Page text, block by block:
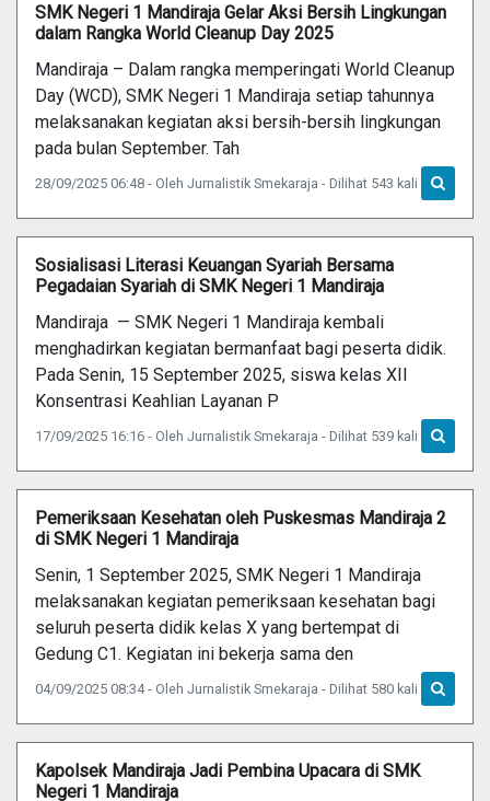
SMK Negeri 1 Mandiraja Gelar Aksi Bersih Lingkungan
dalam Rangka World Cleanup Day 2025
Mandiraja – Dalam rangka memperingati World Cleanup
Day (WCD), SMK Negeri 1 Mandiraja setiap tahunnya
melaksanakan kegiatan aksi bersih-bersih lingkungan
pada bulan September. Tah
28/09/2025 06:48 - Oleh Jurnalistik Smekaraja - Dilihat 543 kali
Sosialisasi Literasi Keuangan Syariah Bersama
Pegadaian Syariah di SMK Negeri 1 Mandiraja
Mandiraja — SMK Negeri 1 Mandiraja kembali
menghadirkan kegiatan bermanfaat bagi peserta didik.
Pada Senin, 15 September 2025, siswa kelas XII
Konsentrasi Keahlian Layanan P
17/09/2025 16:16 - Oleh Jurnalistik Smekaraja - Dilihat 539 kali
Pemeriksaan Kesehatan oleh Puskesmas Mandiraja 2
di SMK Negeri 1 Mandiraja
Senin, 1 September 2025, SMK Negeri 1 Mandiraja
melaksanakan kegiatan pemeriksaan kesehatan bagi
seluruh peserta didik kelas X yang bertempat di
Gedung C1. Kegiatan ini bekerja sama den
04/09/2025 08:34 - Oleh Jurnalistik Smekaraja - Dilihat 580 kali
Kapolsek Mandiraja Jadi Pembina Upacara di SMK
Negeri 1 Mandiraja